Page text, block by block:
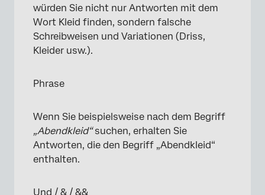
würden Sie nicht nur Antworten mit dem
Wort Kleid finden, sondern falsche
Schreibweisen und Variationen (Driss,
Kleider usw.).
Phrase
Wenn Sie beispielsweise nach dem Begriff
„Abendkleid“suchen, erhalten Sie
Antworten, die den Begriff „Abendkleid“
enthalten.
Und / & / &&